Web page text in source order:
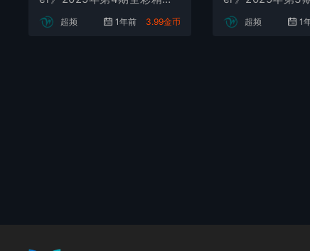
PDF杂志下载
超频 1年前 3.99金币
PDF杂志下载
超频 1